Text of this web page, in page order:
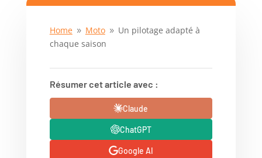
Home 9 Moto 9 Un pilotage adapté à
chaque saison
Résumer cet article avec :
Claude
ChatGPT
Google AI